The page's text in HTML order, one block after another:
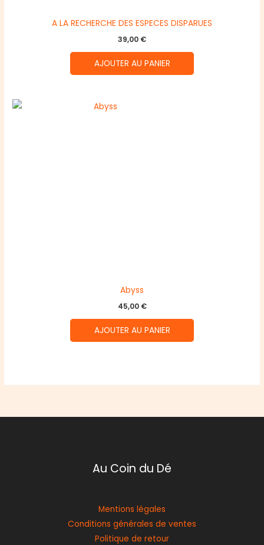
A LA RECHERCHE DES ESPECES DISPARUES
39,00 €
AJOUTER AU PANIER
Abyss
45,00 €
AJOUTER AU PANIER
Au Coin du Dé
Mentions légales
Conditions générales de ventes
Politique de retour